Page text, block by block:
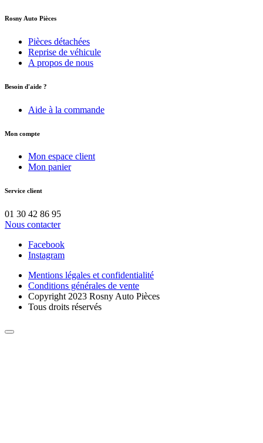
Rosny Auto Pièces
Pièces détachées
Reprise de véhicule
A propos de nous
Besoin d'aide ?
Aide à la commande
Mon compte
Mon espace client
Mon panier
Service client
01 30 42 86 95
Nous contacter
Facebook
Instagram
Mentions légales et confidentialité
Conditions générales de vente
Copyright 2023 Rosny Auto Pièces
Tous droits réservés